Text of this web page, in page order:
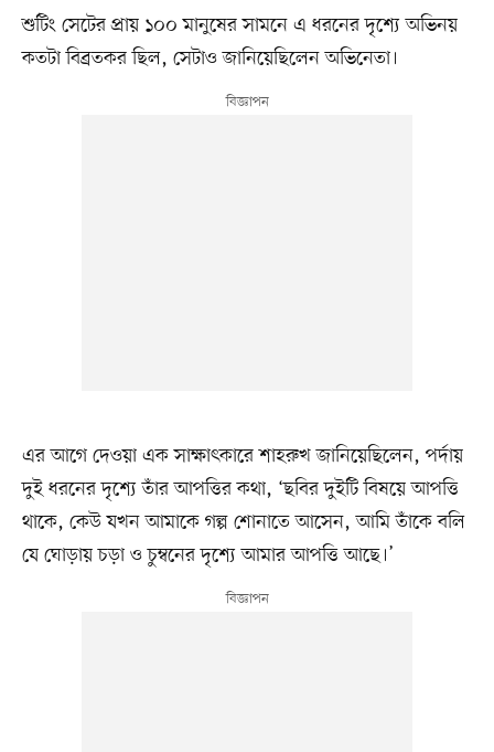
শুটিং সেটের প্রায় ১০০ মানুষের সামনে এ ধরনের দৃশ্যে অভিনয়
কতটা বিব্রতকর ছিল, সেটাও জানিয়েছিলেন অভিনেতা।
এর আগে দেওয়া এক সাক্ষাৎকারে শাহরুখ জানিয়েছিলেন, পর্দায়
দুই ধরনের দৃশ্যে তাঁর আপত্তির কথা, ‘ছবির দুইটি বিষয়ে আপত্তি
থাকে, কেউ যখন আমাকে গল্প শোনাতে আসেন, আমি তাঁকে বলি
যে ঘোড়ায় চড়া ও চুম্বনের দৃশ্যে আমার আপত্তি আছে।’